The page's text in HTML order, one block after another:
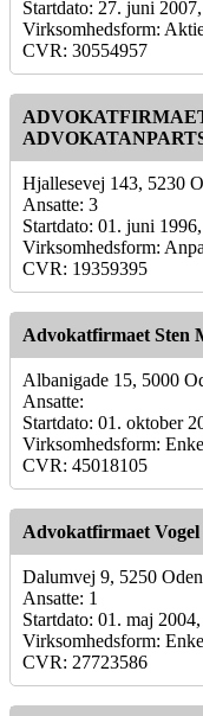
Startdato: 27. juni 2007,
Virksomhedsform:
CVR: 30554957
Hjallesevej 143, 5230
Ansatte: 3
Startdato: 01. juni 1996,
Virksomhedsform:
CVR: 19359395
Advokatfirmaet Sten
Albanigade 15, 5000
Ansatte:
Startdato: 01. oktober
Virksomhedsform:
CVR: 45018105
Advokatfirmaet
Dalumvej 9, 5250
Ansatte: 1
Startdato: 01. maj 2004,
Virksomhedsform:
CVR: 27723586